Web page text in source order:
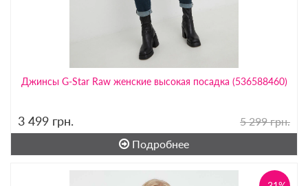
Джинсы G-Star Raw женские высокая посадка (536588460)
3 499 грн.
5 299 грн.
Подробнее